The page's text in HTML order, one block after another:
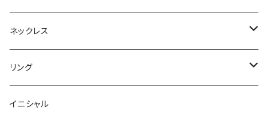
ヘアゴム
ブローチ
ネックレス
Dot
Flower
Dot
イヤリング
Flower
Round
Round
Square
てんとう虫
Flower
Animal
猫
Lips
ネックレス
Flower
Animal
リング
Flower
イニシャル